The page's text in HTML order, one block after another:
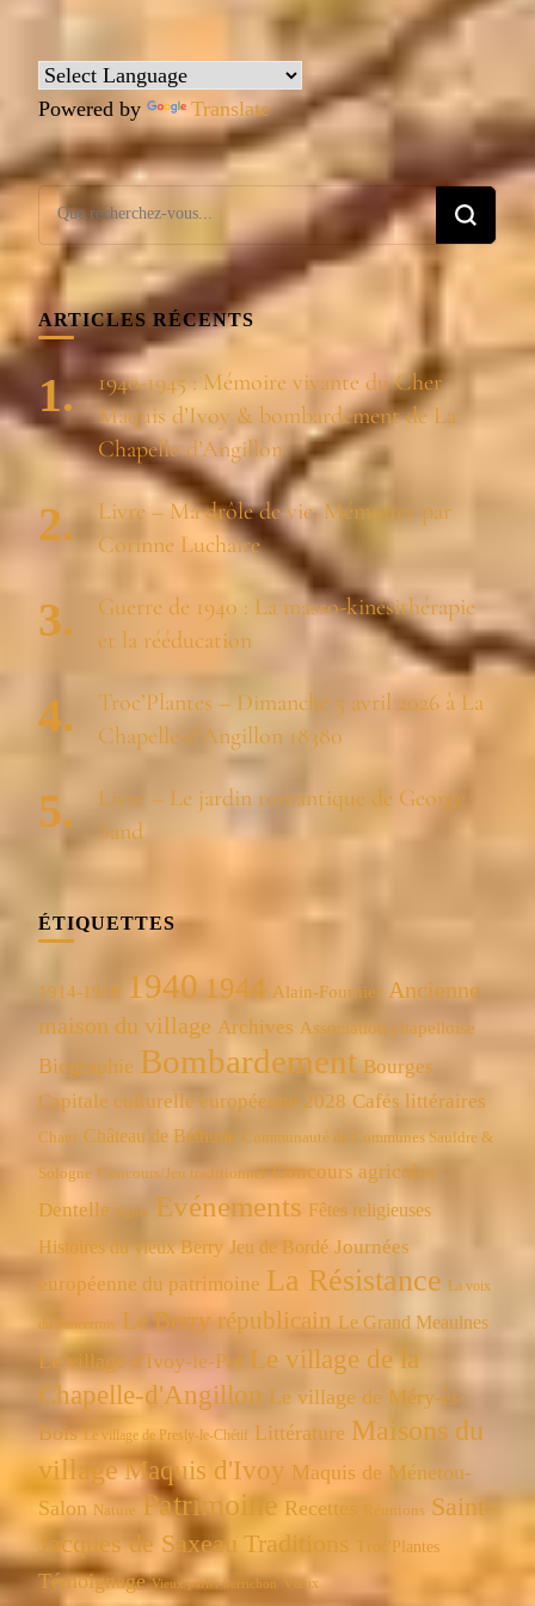
Powered by Translate
Vous
recherchiez
quelque
chose ?
ARTICLES RÉCENTS
1940-1945 : Mémoire vivante du Cher
Maquis d’Ivoy & bombardement de La
Chapelle-d’Angillon
Livre – Ma drôle de vie. Mémoires par
Corinne Luchaire
Guerre de 1940 : La masso-kinésithérapie
et la rééducation
Troc’Plantes – Dimanche 5 avril 2026 à La
Chapelle-d’Angillon 18380
Livre – Le jardin romantique de George
Sand
ÉTIQUETTES
1914-1918 1940 1944 Alain-Fournier Ancienne
maison du village Archives Association chapelloise
Biographie Bombardement Bourges
Capitale culturelle européenne 2028 Cafés littéraires
Chant Château de Béthune Communauté de Communes Sauldre &
Sologne Concours/Jeu traditionnel Concours agricoles
Dentelle
Eglise Evénements Fêtes religieuses
Histoires du vieux Berry Jeu de Bordé Journées
européenne du patrimoine La Résistance La voix
du Sancerrois Le Berry républicain Le Grand Meaulnes
Le village d'Ivoy-le-Pré Le village de la
Chapelle-d'Angillon Le village de Méry-ès-
Bois Le village de Presly-le-Chétif Littérature Maisons du
village Maquis d'Ivoy Maquis de Ménetou-
Salon Nature Patrimoine Recettes Réunions Saint-
Jacques de Saxeau Traditions Troc'Plantes
Témoignage Vieux parler berrichon Vœux